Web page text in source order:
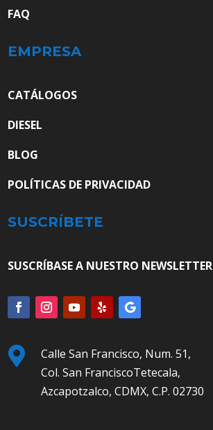
FAQ
EMPRESA
CATÁLOGOS
DIESEL
BLOG
POLÍTICAS DE PRIVACIDAD
SUSCRÍBETE
SUSCRÍBASE A NUESTRO NEWSLETTER

Calle San Francisco, Num. 51,
Col. San FranciscoTetecala,
Azcapotzalco, CDMX, C.P. 02730